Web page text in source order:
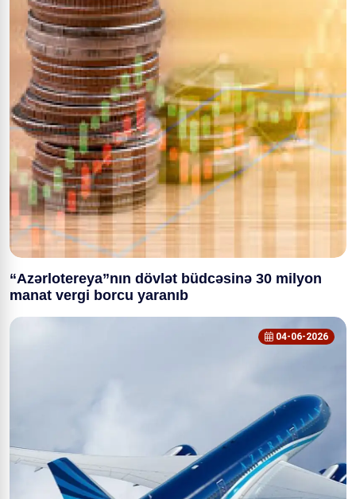
“Azərlotereya”nın dövlət büdcəsinə 30 milyon
manat vergi borcu yaranıb
04-06-2026